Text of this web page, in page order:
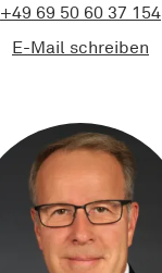
+49 69 50 60 37 154
E-Mail schreiben